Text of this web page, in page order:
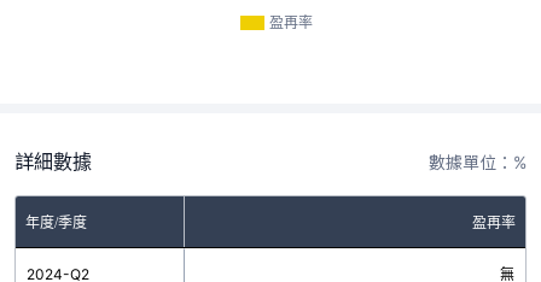
盈再率
詳細數據 數據單位：%
年度/季度 盈再率
2024-Q2 無